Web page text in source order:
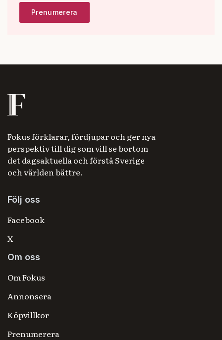
Fokus förklarar, fördjupar och ger nya
perspektiv till dig som vill se bortom
det dagsaktuella och förstå Sverige
och världen bättre.
Följ oss
Facebook
X
Om oss
Om Fokus
Annonsera
Köpvillkor
Prenumerera